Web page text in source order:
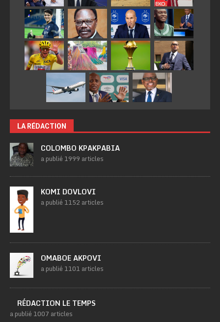
LA RÉDACTION
COLOMBO KPAKPABIA
a publié 1999 articles
KOMI DOVLOVI
a publié 1152 articles
OMABOE AKPOVI
a publié 1101 articles
RÉDACTION LE TEMPS
a publié 1007 articles